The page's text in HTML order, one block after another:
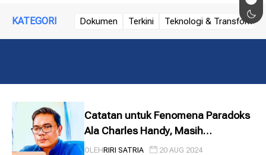
KATEGORI Dokumen Terkini Teknologi &
Catatan untuk Fenomena Paradoks
Ala Charles Handy, Masih
Relevankah?
OLEHRIRI SATRIA 20 AUG 2024